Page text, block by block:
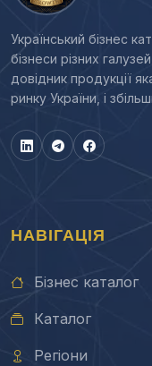
Український бізнес
бізнеси різних
довідник продукції
ринку України, і
НАВІГАЦІЯ
Бізнес каталог
Каталог
Регіони